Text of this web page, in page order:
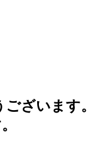
ざいます。